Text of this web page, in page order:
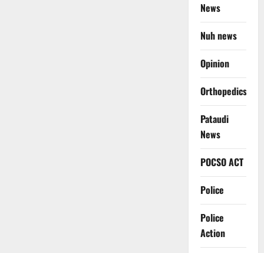
News
Nuh news
Opinion
Orthopedics
Pataudi
News
POCSO ACT
Police
Police
Action